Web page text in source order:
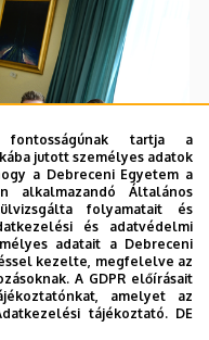
tartja a
jutott személyes adatok
a Debreceni Egyetem a
alkalmazandó Általános
folyamatait és
és adatvédelmi
adatait a Debreceni
kezelte, megfelelve az
A GDPR előírásait
amelyet az
tájékoztató. DE